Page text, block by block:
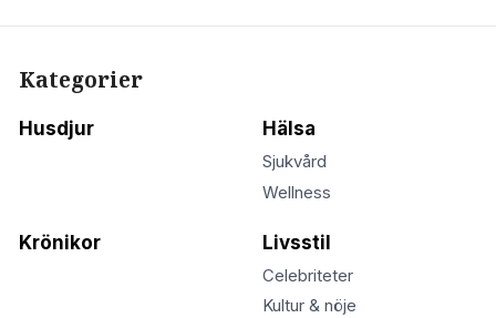
Kategorier
Husdjur Hälsa
Sjukvård
Wellness
Krönikor Livsstil
Celebriteter
Kultur & nöje